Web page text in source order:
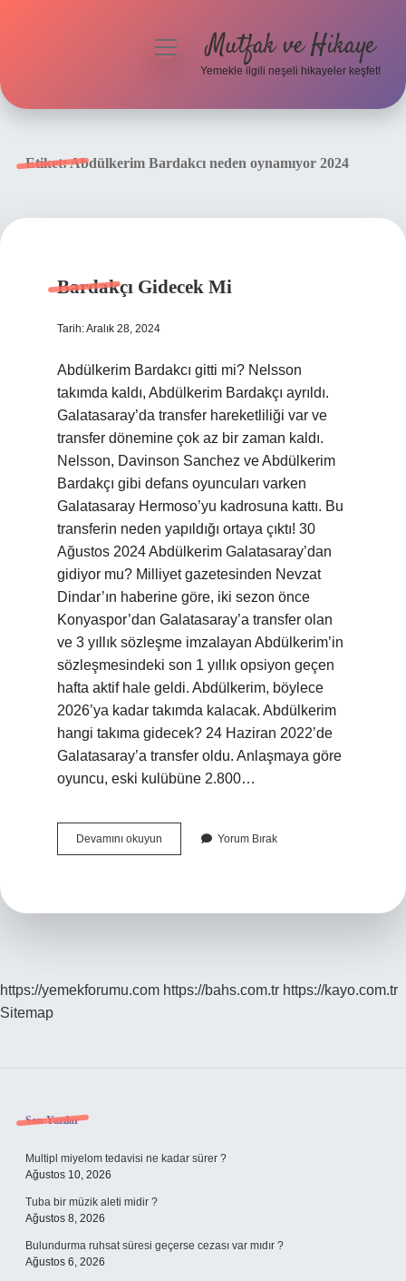
menüyüMutfak ve Hikaye
Yemekle ilgili neşeli hikayeler keşfet!
Etiket:Abdülkerim Bardakcı neden oynamıyor 2024
Bardakçı Gidecek Mi
Tarih: Aralık 28, 2024
Abdülkerim Bardakcı gitti mi? Nelsson
takımda kaldı, Abdülkerim Bardakçı ayrıldı.
Galatasaray’da transfer hareketliliği var ve
transfer dönemine çok az bir zaman kaldı.
Nelsson, Davinson Sanchez ve Abdülkerim
Bardakçı gibi defans oyuncuları varken
Galatasaray Hermoso’yu kadrosuna kattı. Bu
transferin neden yapıldığı ortaya çıktı! 30
Ağustos 2024 Abdülkerim Galatasaray’dan
gidiyor mu? Milliyet gazetesinden Nevzat
Dindar’ın haberine göre, iki sezon önce
Konyaspor’dan Galatasaray’a transfer olan
ve 3 yıllık sözleşme imzalayan Abdülkerim’in
sözleşmesindeki son 1 yıllık opsiyon geçen
hafta aktif hale geldi. Abdülkerim, böylece
2026’ya kadar takımda kalacak. Abdülkerim
hangi takıma gidecek? 24 Haziran 2022’de
Galatasaray’a transfer oldu. Anlaşmaya göre
oyuncu, eski kulübüne 2.800…
Devamını okuyun Bardakçı
Gidecek
Yorum Bırak
https://yemekforumu.com https://bahs.com.tr https://kayo.com.tr
Sitemap
Sidebar
Son Yazılar
Multipl miyelom tedavisi ne kadar sürer ?
Ağustos 10, 2026
Tuba bir müzik aleti midir ?
Ağustos 8, 2026
Bulundurma ruhsat süresi geçerse cezası var mıdır ?
Ağustos 6, 2026